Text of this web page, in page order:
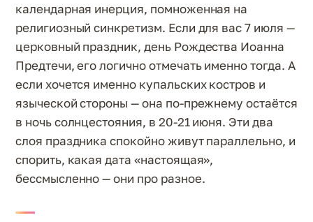
календарная инерция, помноженная на
религиозный синкретизм. Если для вас 7 июля —
церковный праздник, день Рождества Иоанна
Предтечи, его логично отмечать именно тогда. А
если хочется именно купальских костров и
языческой стороны — она по-прежнему остаётся
в ночь солнцестояния, в 20-21 июня. Эти два
слоя праздника спокойно живут параллельно, и
спорить, какая дата «настоящая»,
бессмысленно — они про разное.